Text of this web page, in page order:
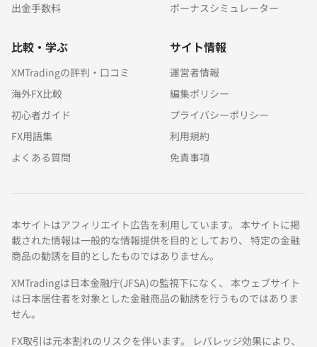
出金手数料
ボーナスシミュレーター
比較・学ぶ
XMTradingの評判・口コミ
海外FX比較
初心者ガイド
FX用語集
よくある質問
サイト情報
運営者情報
編集ポリシー
プライバシーポリシー
利用規約
免責事項
本サイトはアフィリエイト広告を利用しています。 本サイトに掲
載された情報は一般的な情報提供を目的としており、 特定の金融
商品の勧誘を目的としたものではありません。
XMTradingは日本金融庁(JFSA)の監視下になく、 本ウェブサイト
は日本居住者を対象とした金融商品の勧誘を行うものではありま
せん。
FX取引は元本割れのリスクを伴います。 レバレッジ効果により、